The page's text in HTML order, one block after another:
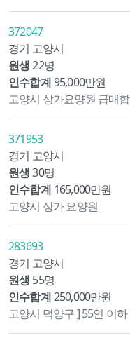
372047
경기 고양시
원생 22명
인수합계95,000만원
고양시 상가요양원 급매
371953
경기 고양시
원생 30명
인수합계 165,000만원
고양시 상가 요양원
283693
경기 고양시
원생 55명
인수합계250,000만원
고양시 덕양구 ] 55인 이